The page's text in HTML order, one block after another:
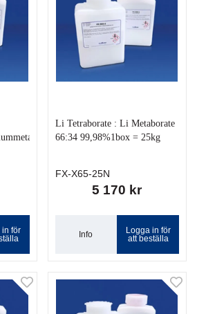
in för
Li Tetraborate : Li Metaborate
66:34 99,98%1box = 25kg
FX-X65-25N
5 170 kr
Info
Logga in för
att beställa